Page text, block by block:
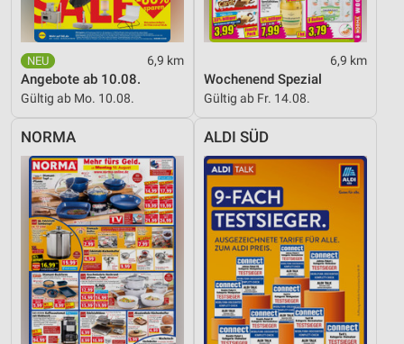
6,9 km
Angebote ab 10.08.
Gültig ab Mo. 10.08.
6,9 km
Wochenend Spezial
Gültig ab Fr. 14.08.
NORMA ALDI SÜD